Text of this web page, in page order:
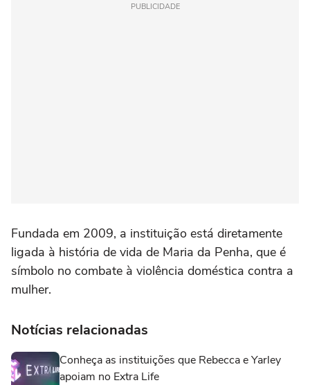
PUBLICIDADE
Fundada em 2009, a instituição está diretamente
ligada à história de vida de Maria da Penha, que é
símbolo no combate à violência doméstica contra a
mulher.
Notícias relacionadas
Conheça as instituições que Rebecca e Yarley
apoiam no Extra Life